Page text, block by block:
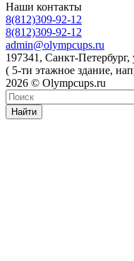
Наши контакты
8(812)309-92-12
8(812)309-92-12
admin@olympcups.ru
197341, Санкт-
( 5-ти этажное здание,
2026 © Olympcups.ru
Найти